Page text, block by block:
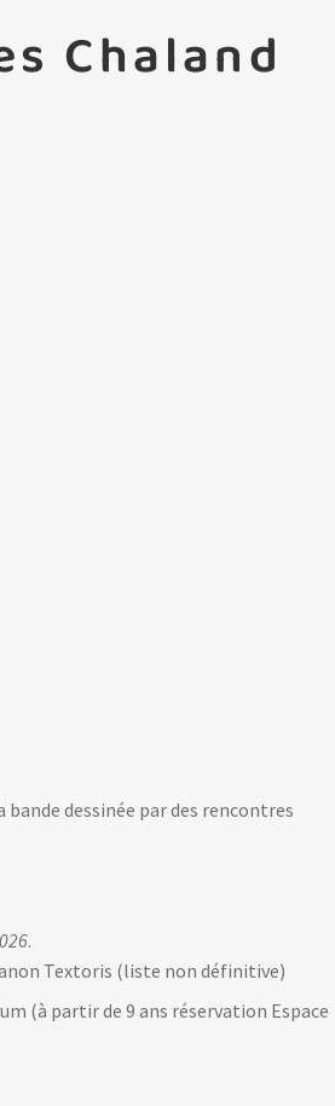
Chaland
dessinée par des rencontres
.
Textoris (liste non définitive)
(à partir de 9 ans réservation Espace